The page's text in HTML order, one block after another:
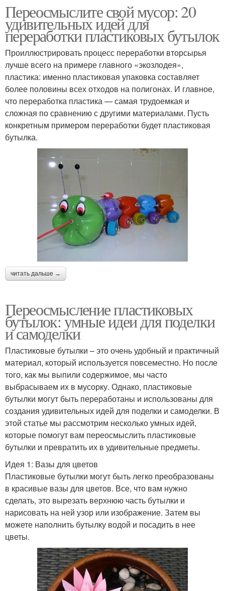
Переосмыслите свой мусор: 20
удивительных идей для
переработки пластиковых бутылок
Проиллюстрировать процесс переработки вторсырья
лучше всего на примере главного «экозлодея»,
пластика: именно пластиковая упаковка составляет
более половины всех отходов на полигонах. И главное,
что переработка пластика — самая трудоемкая и
сложная по сравнению с другими материалами. Пусть
конкретным примером переработки будет пластиковая
бутылка.
читать дальше →
Переосмысление пластиковых
бутылок: умные идеи для поделки
и самоделки
Пластиковые бутылки – это очень удобный и практичный
материал, который используется повсеместно. Но после
того, как мы выпили содержимое, мы часто
выбрасываем их в мусорку. Однако, пластиковые
бутылки могут быть переработаны и использованы для
создания удивительных идей для поделки и самоделки. В
этой статье мы рассмотрим несколько умных идей,
которые помогут вам переосмыслить пластиковые
бутылки и превратить их в удивительные предметы.
Идея 1: Вазы для цветов
Пластиковые бутылки могут быть легко преобразованы
в красивые вазы для цветов. Все, что вам нужно
сделать, это вырезать верхнюю часть бутылки и
нарисовать на ней узор или изображение. Затем вы
можете наполнить бутылку водой и посадить в нее
цветы.